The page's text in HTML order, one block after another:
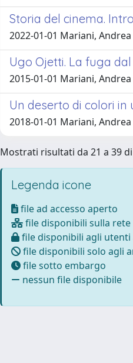
Storia del cinema.
2022-01-01 Mariani, Andrea
Ugo Ojetti. La fuga
2015-01-01 Mariani, Andrea
Un deserto di colori
2018-01-01 Mariani, Andrea
Mostrati risultati da 21 a 39
Legenda icone
file ad accesso aperto
file disponibili sulla
file disponibili agli
file disponibili solo agli
file sotto embargo
nessun file disponibile